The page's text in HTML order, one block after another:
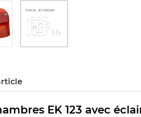
EK 123 avec